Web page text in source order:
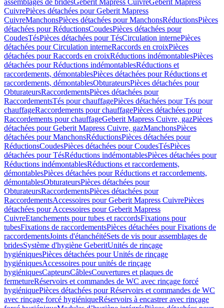
assemblages de bridesGeberit Mapress CuivreGeberit Mapress
CuivrePièces détachées pour Geberit Mapress
CuivreManchonsPièces détachées pour ManchonsRéductionsPièces
détachées pour RéductionsCoudesPièces détachées pour
CoudesTésPièces détachées pour TésCirculation internePièces
détachées pour Circulation interneRaccords en croixPièces
détachées pour Raccords en croixRéductions indémontablesPièces
détachées pour Réductions indémontablesRéductions et
raccordements, démontablesPièces détachées pour Réductions et
raccordements, démontablesObturateursPièces détachées pour
ObturateursRaccordementsPièces détachées pour
RaccordementsTés pour chauffagePièces détachées pour Tés pour
chauffageRaccordements pour chauffagePièces détachées pour
Raccordements pour chauffageGeberit Mapress Cuivre, gazPièces
détachées pour Geberit Mapress Cuivre, gazManchonsPièces
détachées pour ManchonsRéductionsPièces détachées pour
RéductionsCoudesPièces détachées pour CoudesTésPièces
détachées pour TésRéductions indémontablesPièces détachées pour
Réductions indémontablesRéductions et raccordements,
démontablesPièces détachées pour Réductions et raccordements,
démontablesObturateursPièces détachées pour
ObturateursRaccordementsPièces détachées pour
RaccordementsAccessoires pour Geberit Mapress CuivrePièces
détachées pour Accessoires pour Geberit Mapress
CuivreEtanchements pour tubes et raccordsFixations pour
tubesFixations de raccordementsPièces détachées pour Fixations de
raccordementsJoints d'étanchéitéSets de vis pour assemblages de
bridesSystème d'hygiène GeberitUnités de rinçage
hygiéniquesPièces détachées pour Unités de rinçage
hygiéniquesAccessoires pour unités de rinçage
hygiéniquesCapteursCâblesCouvertures et plaques de
fermetureRéservoirs et commandes de WC avec rinçage forcé
hygiéniquePièces détachées pour Réservoirs et commandes de WC
avec rinçage forcé hygiéniqueRéservoirs à encastrer avec rinçage